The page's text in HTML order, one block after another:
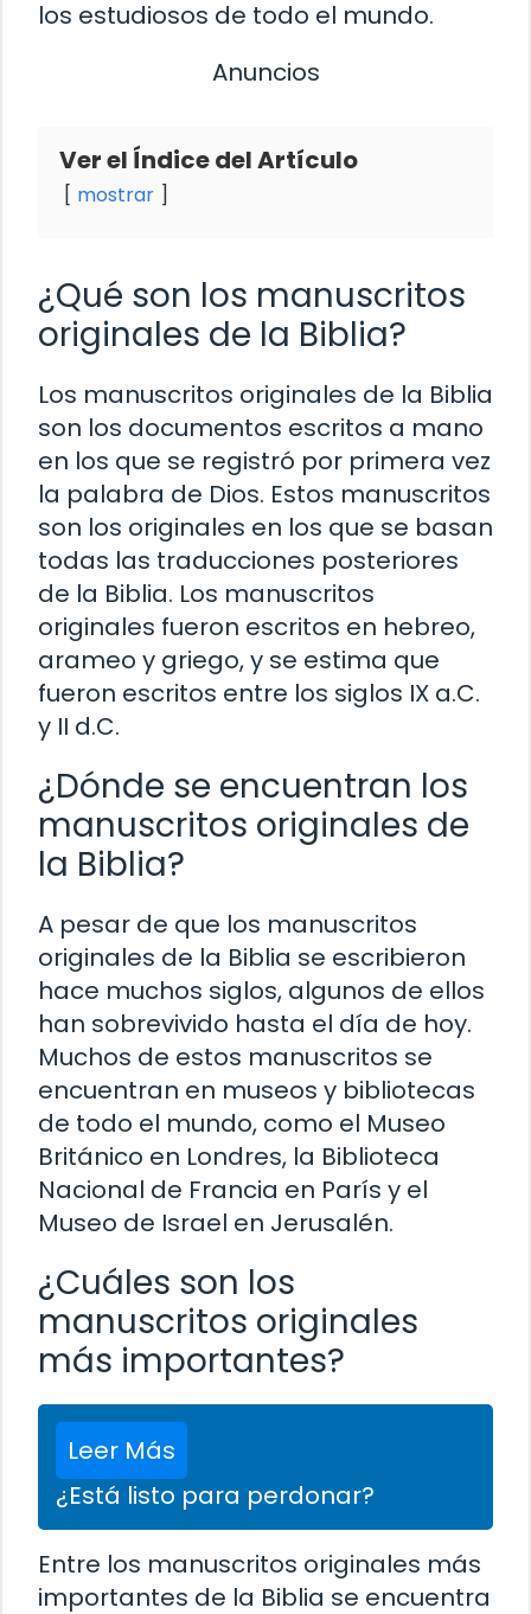
los estudiosos de todo el mundo.
Anuncios
Ver el Índice del Artículo
mostrar
¿Qué son los manuscritos
originales de la Biblia?
Los manuscritos originales de la Biblia
son los documentos escritos a mano
en los que se registró por primera vez
la palabra de Dios. Estos manuscritos
son los originales en los que se basan
todas las traducciones posteriores
de la Biblia. Los manuscritos
originales fueron escritos en hebreo,
arameo y griego, y se estima que
fueron escritos entre los siglos IX a.C.
y II d.C.
¿Dónde se encuentran los
manuscritos originales de
la Biblia?
A pesar de que los manuscritos
originales de la Biblia se escribieron
hace muchos siglos, algunos de ellos
han sobrevivido hasta el día de hoy.
Muchos de estos manuscritos se
encuentran en museos y bibliotecas
de todo el mundo, como el Museo
Británico en Londres, la Biblioteca
Nacional de Francia en París y el
Museo de Israel en Jerusalén.
¿Cuáles son los
manuscritos originales
más importantes?
Leer Más
¿Está listo para perdonar?
Entre los manuscritos originales más
importantes de la Biblia se encuentra